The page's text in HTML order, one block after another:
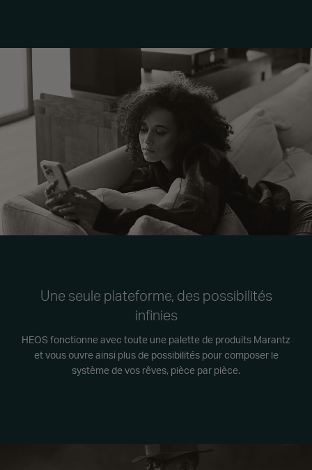
Une seule plateforme, des possibilités
infinies
HEOS fonctionne avec toute une palette de produits Marantz
et vous ouvre ainsi plus de possibilités pour composer le
système de vos rêves, pièce par pièce.